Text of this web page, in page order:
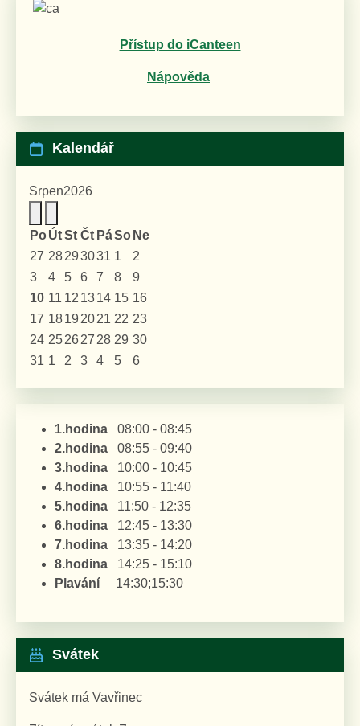
Přístup do iCanteen
Nápověda
Kalendář
Srpen2026
PoÚtSt Čt PáSo Ne
27 28293031 1
2
3
4 5 6 7 8
9
10 11 12 1314 15 16
17 1819 2021 22 23
24 252627 28 29 30
31 1 2 3 4 5 6
1.hodina 08:00 - 08:45
2.hodina 08:55 - 09:40
3.hodina 10:00 - 10:45
4.hodina 10:55 - 11:40
5.hodina 11:50 - 12:35
6.hodina 12:45 - 13:30
7.hodina 13:35 - 14:20
8.hodina 14:25 - 15:10
Plavání 14:30;15:30
Svátek
Svátek má Vavřinec